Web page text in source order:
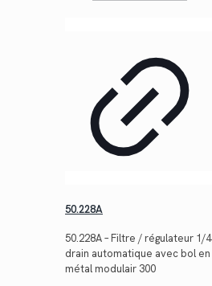
50.228A
50.228A – Filtre / régulateur 1/4
drain automatique avec bol en
métal modulair 300